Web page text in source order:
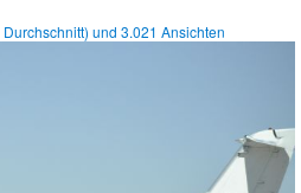
Durchschnitt) und3.021 Ansichten